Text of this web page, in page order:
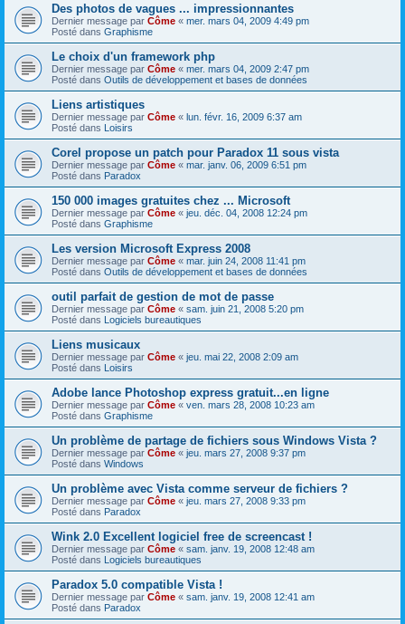
Des photos de vagues ... impressionnantes
Dernier message par Côme « mer. mars 04, 2009 4:49 pm
Posté dans Graphisme
Le choix d'un framework php
Dernier message par Côme « mer. mars 04, 2009 2:47 pm
Posté dans Outils de développement et bases de données
Liens artistiques
Dernier message par Côme « lun. févr. 16, 2009 6:37 am
Posté dans Loisirs
Corel propose un patch pour Paradox 11 sous vista
Dernier message par Côme « mar. janv. 06, 2009 6:51 pm
Posté dans Paradox
150 000 images gratuites chez ... Microsoft
Dernier message par Côme « jeu. déc. 04, 2008 12:24 pm
Posté dans Graphisme
Les version Microsoft Express 2008
Dernier message par Côme « mar. juin 24, 2008 11:41 pm
Posté dans Outils de développement et bases de données
outil parfait de gestion de mot de passe
Dernier message par Côme « sam. juin 21, 2008 5:20 pm
Posté dans Logiciels bureautiques
Liens musicaux
Dernier message par Côme « jeu. mai 22, 2008 2:09 am
Posté dans Loisirs
Adobe lance Photoshop express gratuit...en ligne
Dernier message par Côme « ven. mars 28, 2008 10:23 am
Posté dans Graphisme
Un problème de partage de fichiers sous Windows Vista ?
Dernier message par Côme « jeu. mars 27, 2008 9:37 pm
Posté dans Windows
Un problème avec Vista comme serveur de fichiers ?
Dernier message par Côme « jeu. mars 27, 2008 9:33 pm
Posté dans Paradox
Wink 2.0 Excellent logiciel free de screencast !
Dernier message par Côme « sam. janv. 19, 2008 12:48 am
Posté dans Logiciels bureautiques
Paradox 5.0 compatible Vista !
Dernier message par Côme « sam. janv. 19, 2008 12:41 am
Posté dans Paradox